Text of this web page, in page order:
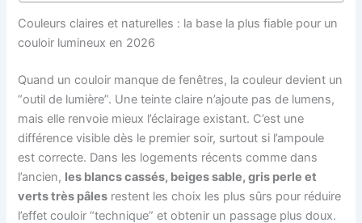
Couleurs claires et naturelles : la base la plus fiable pour un
couloir lumineux en 2026
Quand un couloir manque de fenêtres, la couleur devient un
“outil de lumière”. Une teinte claire n’ajoute pas de lumens,
mais elle renvoie mieux l’éclairage existant. C’est une
différence visible dès le premier soir, surtout si l’ampoule
est correcte. Dans les logements récents comme dans
l’ancien, les blancs cassés, beiges sable, gris perle et
verts très pâles restent les choix les plus sûrs pour réduire
l’effet couloir “technique” et obtenir un passage plus doux.